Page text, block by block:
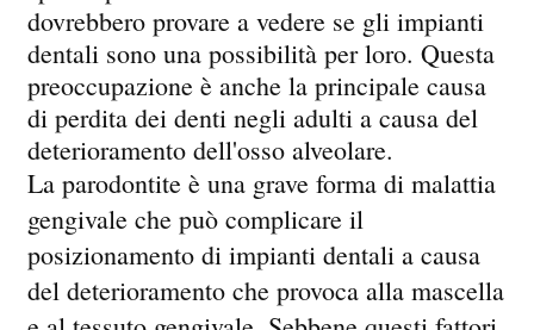
dovrebbero provare a vedere se gli impianti
dentali sono una possibilità per loro. Questa
preoccupazione è anche la principale causa
di perdita dei denti negli adulti a causa del
deterioramento dell'osso alveolare.
La parodontite è una grave forma di malattia
gengivale che può complicare il
posizionamento di impianti dentali a causa
del deterioramento che provoca alla mascella